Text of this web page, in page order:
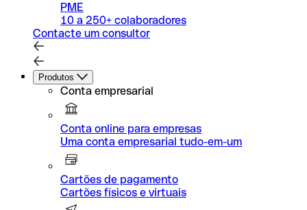
PME
10 a 250+ colaboradores
Contacte um consultor
Produtos
Conta empresarial
Conta online para empresas
Uma conta empresarial tudo-em-um
Cartões de pagamento
Cartões físicos e virtuais